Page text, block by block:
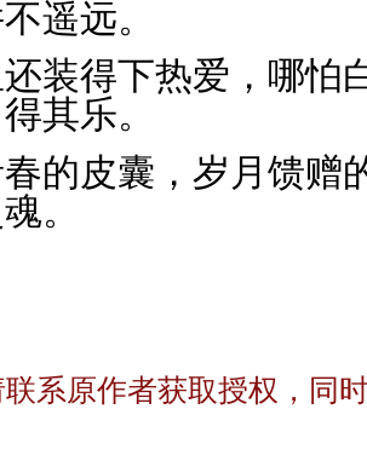
遥远。
装得下热爱，哪怕
其乐。
的皮囊，岁月馈赠
。
系原作者获取授权，同